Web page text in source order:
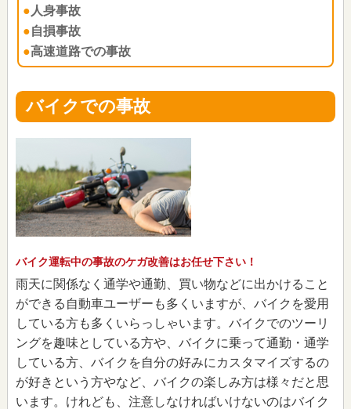
人身事故
自損事故
高速道路での事故
バイクでの事故
バイク運転中の事故のケガ改善はお任せ下さい！
雨天に関係なく通学や通勤、買い物などに出かけること
ができる自動車ユーザーも多くいますが、バイクを愛用
している方も多くいらっしゃいます。バイクでのツーリ
ングを趣味としている方や、バイクに乗って通勤・通学
している方、バイクを自分の好みにカスタマイズするの
が好きという方やなど、バイクの楽しみ方は様々だと思
います。けれども、注意しなければいけないのはバイク